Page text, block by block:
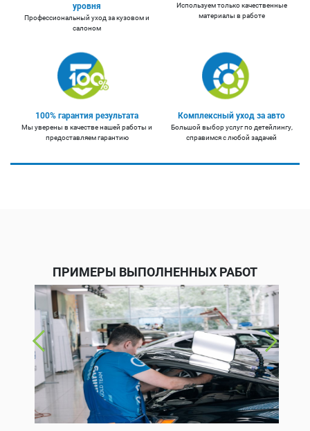
уровня
Профессиональный уход за кузовом и
салоном
Используем только качественные
материалы в работе
100% гарантия результата
Мы уверены в качестве нашей работы и
предоставляем гарантию
Комплексный уход за авто
Большой выбор услуг по детейлингу,
справимся с любой задачей
ПРИМЕРЫ ВЫПОЛНЕННЫХ РАБОТ